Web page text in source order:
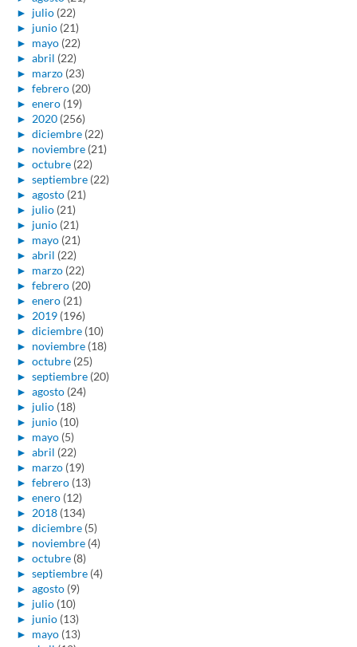
► julio (22)
► junio (21)
► mayo (22)
► abril (22)
► marzo (23)
► febrero (20)
► enero (19)
► 2020 (256)
► diciembre (22)
► noviembre (21)
► octubre (22)
► septiembre (22)
► agosto (21)
► julio (21)
► junio (21)
► mayo (21)
► abril (22)
► marzo (22)
► febrero (20)
► enero (21)
► 2019 (196)
► diciembre (10)
► noviembre (18)
► octubre (25)
► septiembre (20)
► agosto (24)
► julio (18)
► junio (10)
► mayo (5)
► abril (22)
► marzo (19)
► febrero (13)
► enero (12)
► 2018 (134)
► diciembre (5)
► noviembre (4)
► octubre (8)
► septiembre (4)
► agosto (9)
► julio (10)
► junio (13)
► mayo (13)